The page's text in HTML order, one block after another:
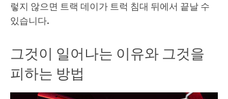
렇지 않으면 트랙 데이가 트럭 침대 뒤에서 끝날 수
있습니다.
그것이 일어나는 이유와 그것을
피하는 방법